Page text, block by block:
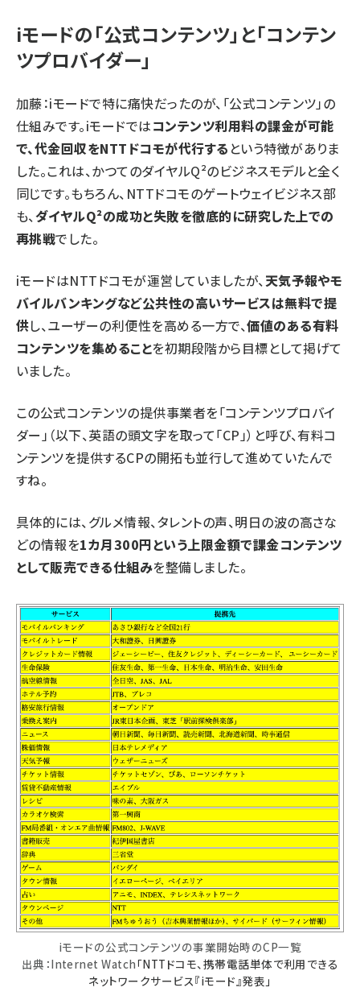
iモードの「公式コンテンツ」と「コンテン
ツプロバイダー」
加藤：iモードで特に痛快だったのが、「公式コンテンツ」の
仕組みです。iモードではコンテンツ利用料の課金が可能
で、代金回収をNTTドコモが代行する という特徴がありま
した。これは、かつてのダイヤルQ²のビジネスモデルと全く
同じです。もちろん、NTTドコモのゲートウェイビジネス部
も、ダイヤルQ²の成功と失敗を徹底的に研究した上での
再挑戦でした。
iモードはNTTドコモが運営していましたが、天気予報やモ
バイルバンキングなど公共性の高いサービスは無料で提
供し、ユーザーの利便性を高める一方で、価値のある有料
コンテンツを集めることを初期段階から目標として掲げて
いました。
この公式コンテンツの提供事業者を「コンテンツプロバイ
ダー」（以下、英語の頭文字を取って「CP」）と呼び、有料コ
ンテンツを提供するCPの開拓も並行して進めていたんで
すね。
具体的には、グルメ情報、タレントの声、明日の波の高さな
どの情報を1カ月300円という上限金額で課金コンテンツ
として販売できる仕組みを整備しました。
iモードの公式コンテンツの事業開始時のCP一覧
出典：Internet Watch「NTTドコモ、携帯電話単体で利用できる
ネットワークサービス『iモード』発表」